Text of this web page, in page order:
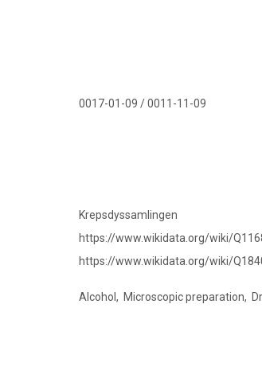
0017-01-09 / 0011-11-09
Krepsdyssamlingen
https://www.wikidata.org/wiki/
https://www.wikidata.org/wiki/
Alcohol, Microscopic preparation,